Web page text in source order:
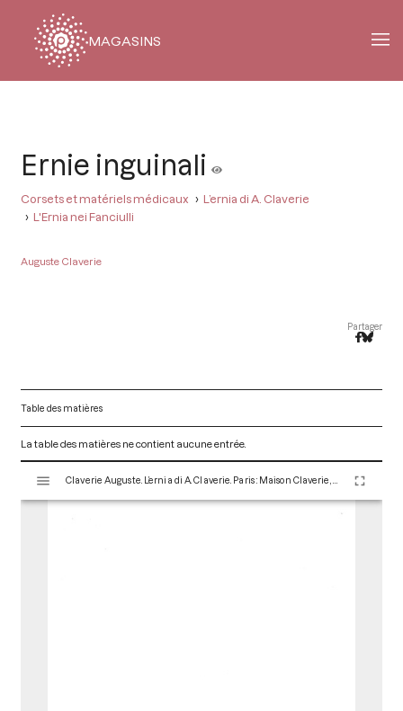
MAGASINS
Ernie inguinali
Corsets et matériels médicaux
L’ernia di A. Claverie
L'Ernia nei Fanciulli
Auguste Claverie
Partager
Table des matières
La table des matières ne contient aucune entrée.
s